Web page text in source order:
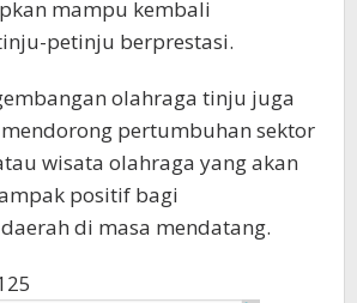
mampu kembali
petinju berprestasi.
olahraga tinju juga
pertumbuhan sektor
wisata olahraga yang akan
positif bagi
di masa mendatang.